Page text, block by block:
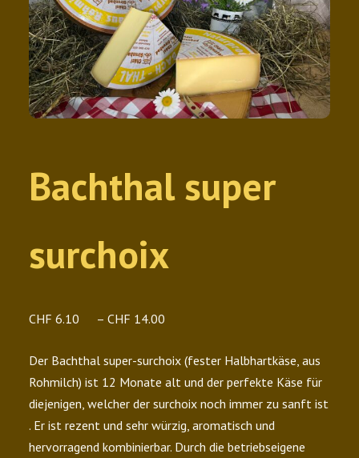
Bachthal super
surchoix
CHF 6.10 – CHF 14.00
bis
CHF 14.00
Der Bachthal super-surchoix (fester Halbhartkäse, aus
Rohmilch) ist 12 Monate alt und der perfekte Käse für
diejenigen, welcher der surchoix noch immer zu sanft ist
. Er ist rezent und sehr würzig, aromatisch und
hervorragend kombinierbar. Durch die betriebseigene